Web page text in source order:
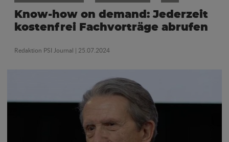
Know-how on demand: Jederzeit
kostenfrei Fachvorträge abrufen
Redaktion PSI Journal | 25.07.2024